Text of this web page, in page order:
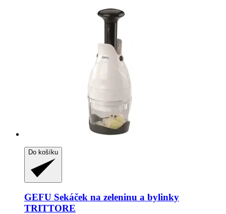
Do košíku
GEFU Sekáček na zeleninu a bylinky
TRITTORE